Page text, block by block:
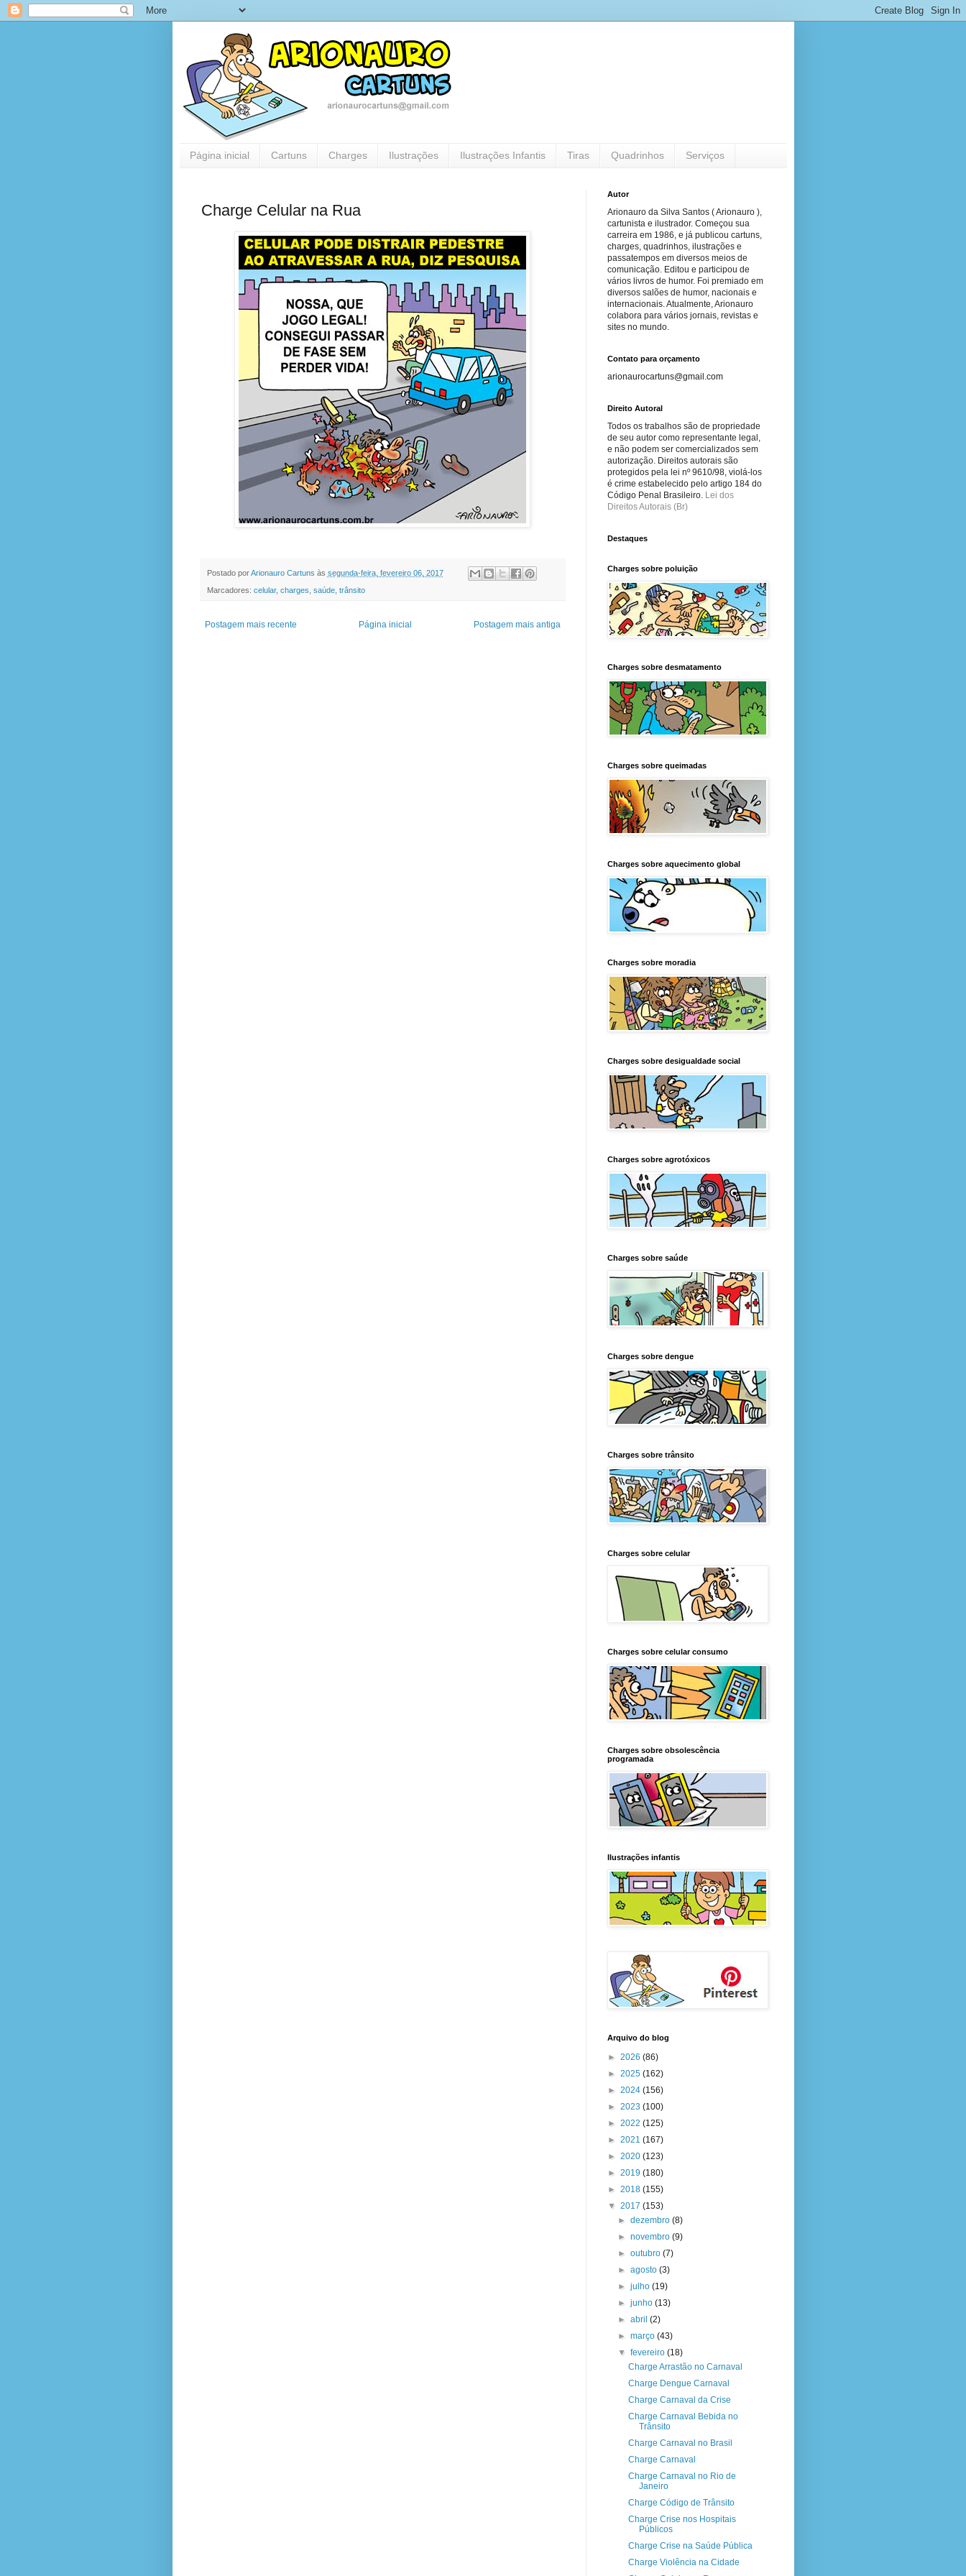
Página inicial Cartuns Charges Ilustrações Ilustrações Infantis Tiras Quadrinhos Serviços
Charge Celular na Rua
Postado porArionauro Cartuns às segunda-feira, fevereiro 06, 2017
Marcadores: celular, charges saúde, trânsito
Postagem mais recente Postagem mais antiga
Página inicial
Autor
Arionauro da Silva Santos ( Arionauro ),
cartunista e ilustrador. Começou sua
carreira em 1986, e já publicou cartuns,
charges, quadrinhos, ilustrações e
passatempos em diversos meios de
comunicação. Editou e participou de
vários livros de humor. Foi premiado em
diversos salões de humor, nacionais e
internacionais. Atualmente, Arionauro
colabora para vários jornais, revistas e
sites no mundo.
Contato para orçamento
arionaurocartuns@gmail.com
Direito Autoral
Todos os trabalhos são de propriedade
de seu autor como representante legal,
e não podem ser comercializados sem
autorização. Direitos autorais são
protegidos pela lei nº 9610/98, violá-los
é crime estabelecido pelo artigo 184 do
Código Penal Brasileiro. Lei dos
Direitos Autorais (Br)
Destaques
Charges sobre poluição
Charges sobre desmatamento
Charges sobre queimadas
Charges sobre aquecimento global
Charges sobre moradia
Charges sobre desigualdade social
Charges sobre agrotóxicos
Charges sobre saúde
Charges sobre dengue
Charges sobre trânsito
Charges sobre celular
Charges sobre celular consumo
Charges sobre obsolescência
programada
Ilustrações infantis
Arquivo do blog
► 2026 (86)
► 2025 (162)
► 2024 (156)
► 2023 (100)
► 2022 (125)
► 2021 (167)
► 2020 (123)
► 2019 (180)
► 2018 (155)
▼ 2017 (153)
► dezembro (8)
► novembro (9)
► outubro (7)
► agosto (3)
► julho (19)
► junho (13)
► abril (2)
► março (43)
▼ fevereiro (18)
Charge Arrastão no Carnaval
Charge Dengue Carnaval
Charge Carnaval da Crise
Charge Carnaval Bebida no
Trânsito
Charge Carnaval no Brasil
Charge Carnaval
Charge Carnaval no Rio de
Janeiro
Charge Código de Trânsito
Charge Crise nos Hospitais
Públicos
Charge Crise na Saúde Pública
Charge Violência na Cidade